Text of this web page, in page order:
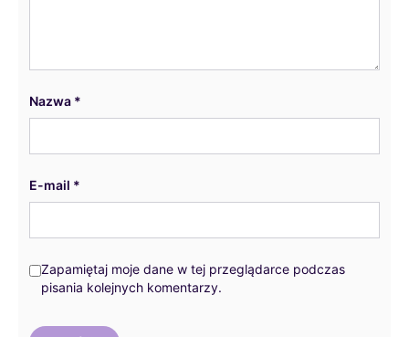
Nazwa *
E-mail *
Zapamiętaj moje dane w tej przeglądarce podczas
pisania kolejnych komentarzy.